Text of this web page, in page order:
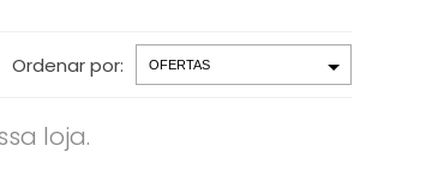
Ordenar por:
loja.